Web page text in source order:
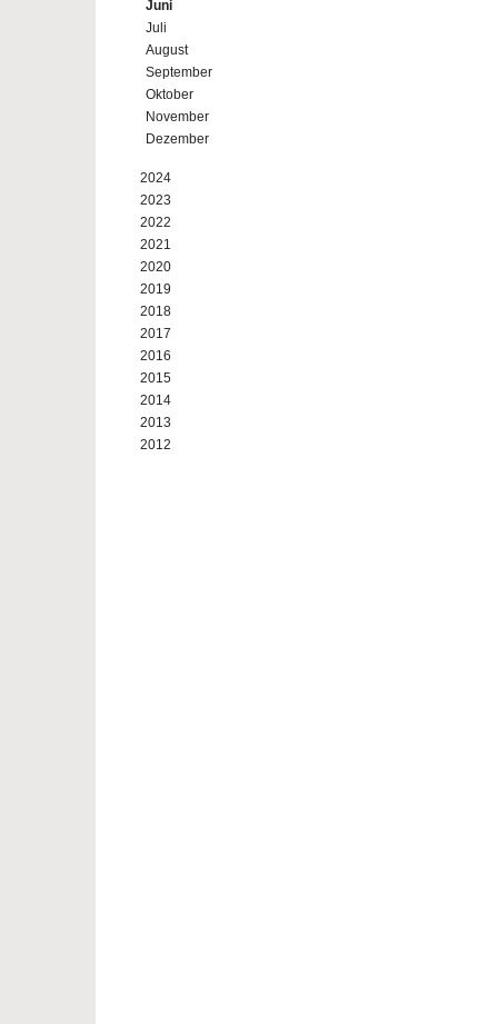
Juni
Juli
August
September
Oktober
November
Dezember
2024
2023
2022
2021
2020
2019
2018
2017
2016
2015
2014
2013
2012